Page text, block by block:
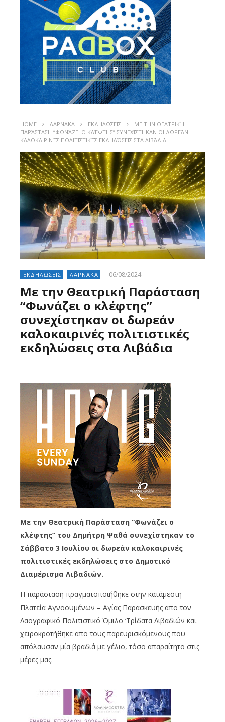
HOME ΛΑΡΝΑΚΑ ΕΚΔΗΛΩΣΕΙΣ
ΜΕ ΤΗΝ ΘΕΑΤΡΙΚΉ
ΠΑΡΆΣΤΑΣΗ “ΦΩΝΆΖΕΙ Ο ΚΛΈΦΤΗΣ” ΣΥΝΕΧΊΣΤΗΚΑΝ ΟΙ ΔΩΡΕΆΝ
ΚΑΛΟΚΑΙΡΙΝΈΣ ΠΟΛΙΤΙΣΤΙΚΈΣ ΕΚΔΗΛΏΣΕΙΣ ΣΤΑ ΛΙΒΆΔΙΑ
ΕΚΔΗΛΩΣΕΙΣ ΛΑΡΝΑΚΑ 06/08/2024
Με την Θεατρική Παράσταση
“Φωνάζει ο κλέφτης”
συνεχίστηκαν οι δωρεάν
καλοκαιρινές πολιτιστικές
εκδηλώσεις στα Λιβάδια
Με την Θεατρική Παράσταση “Φωνάζει ο
κλέφτης” του Δημήτρη Ψαθά συνεχίστηκαν το
Σάββατο 3 Ιουλίου οι δωρεάν καλοκαιρινές
πολιτιστικές εκδηλώσεις στο Δημοτικό
Διαμέρισμα Λιβαδιών.
Η παράσταση πραγματοποιήθηκε στην κατάμεστη
Πλατεία Αγνοουμένων – Αγίας Παρασκευής απο τον
Λαογραφικό Πολιτιστικό Όμιλο ‘Τρίδατα Λιβαδιών και
χειροκροτήθηκε απο τους παρευρισκόμενους που
απόλαυσαν μία βραδιά με γέλιο, τόσο απαραίτητο στις
μέρες μας.